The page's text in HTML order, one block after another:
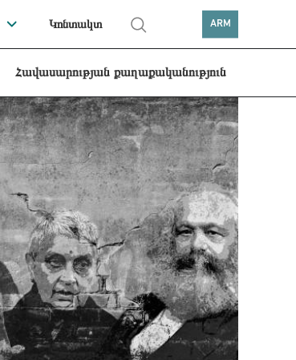
Կոնտակտ ARM
Հավասարության քաղաքականություն